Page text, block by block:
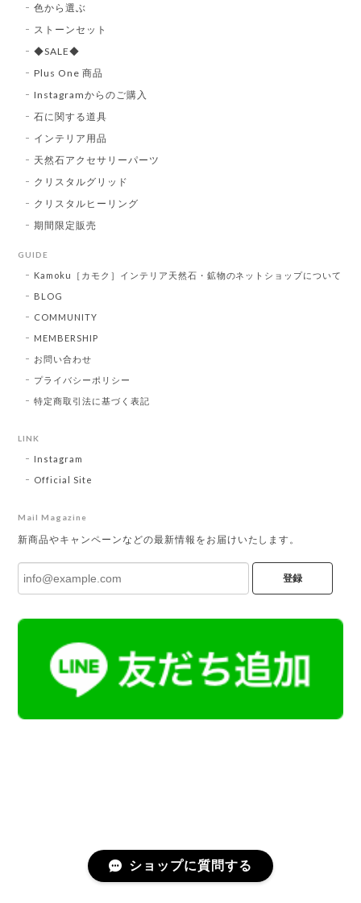
色から選ぶ
ストーンセット
◆SALE◆
Plus One 商品
Instagramからのご購入
石に関する道具
インテリア用品
天然石アクセサリーパーツ
クリスタルグリッド
クリスタルヒーリング
期間限定販売
GUIDE
Kamoku［カモク］インテリア天然石・鉱物のネットショップについて
BLOG
COMMUNITY
MEMBERSHIP
お問い合わせ
プライバシーポリシー
特定商取引法に基づく表記
LINK
Instagram
Official Site
Mail Magazine
新商品やキャンペーンなどの最新情報をお届けいたします。
登録
ショップに質問する